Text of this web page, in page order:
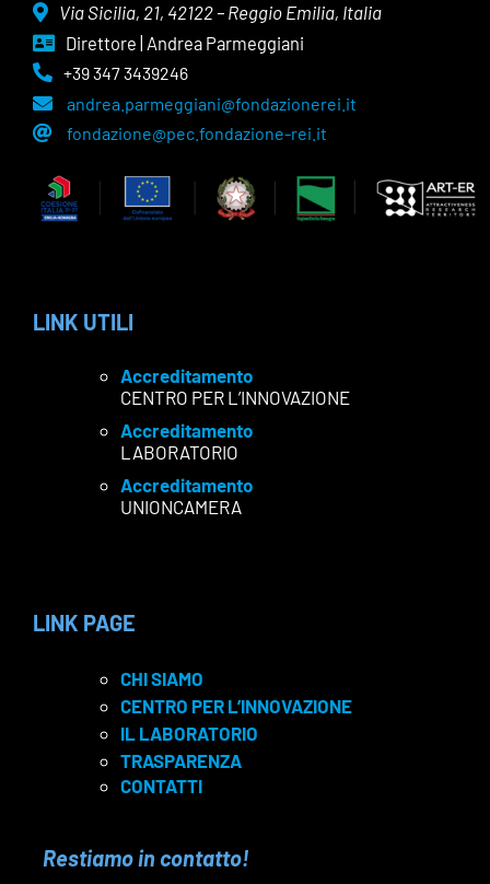
Via Sicilia, 21, 42122 – Reggio Emilia, Italia
Direttore | Andrea Parmeggiani
+39 347 3439246
andrea.parmeggiani@fondazionerei.it
fondazione@pec.fondazione-rei.it
LINK UTILI
Accreditamento
CENTRO PER L’INNOVAZIONE
Accreditamento
LABORATORIO
Accreditamento
UNIONCAMERA
LINK PAGE
CHI SIAMO
CENTRO PER L’INNOVAZIONE
IL LABORATORIO
TRASPARENZA
CONTATTI
Restiamo in contatto!